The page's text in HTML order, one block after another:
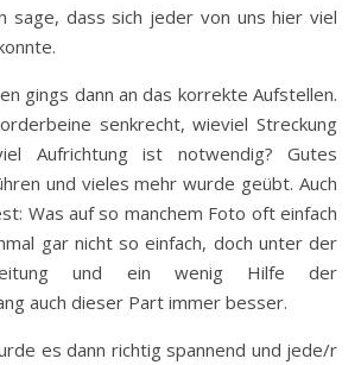
sage, dass sich jeder von uns hier viel
gings dann an das korrekte Aufstellen.
senkrecht, wieviel Streckung
Aufrichtung ist notwendig? Gutes
und vieles mehr wurde geübt. Auch
Was auf so manchem Foto oft einfach
gar nicht so einfach, doch unter der
und ein wenig Hilfe der
auch dieser Part immer besser.
es dann richtig spannend und jede/r